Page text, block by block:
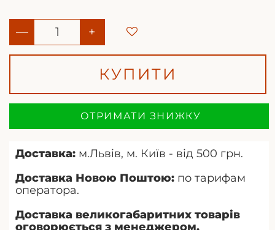
— +
КУПИТИ
ОТРИМАТИ ЗНИЖКУ
Доставка: м.Львів, м. Київ - від 500 грн.
Доставка Новою Поштою: по тарифам
оператора.
Доставка великогабаритних товарів
оговорюється з менеджером.